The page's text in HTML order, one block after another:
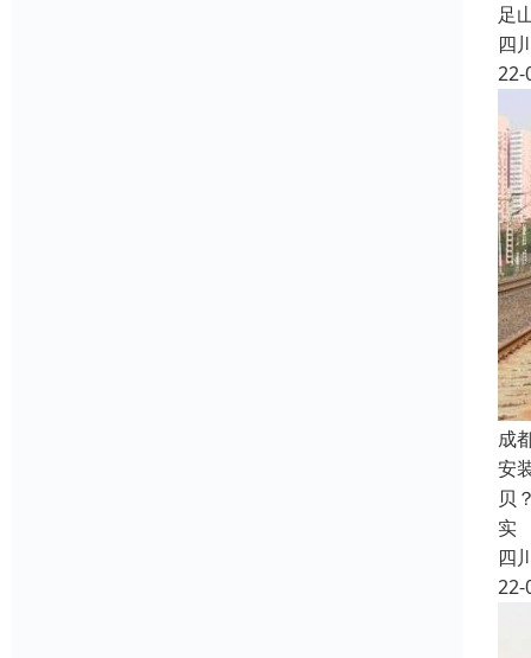
足
四
22-
成
安
贝
实
四
22-